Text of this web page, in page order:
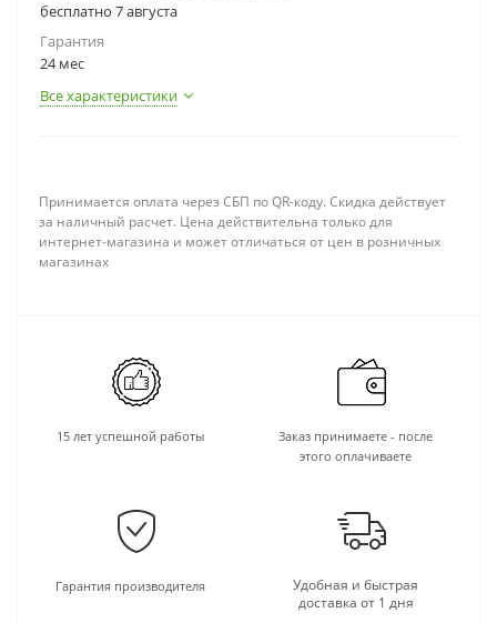
бесплатно 7 августа
Гарантия
24 мес
Все характеристики
Принимается оплата через СБП по QR-коду. Скидка действует
за наличный расчет. Цена действительна только для
интернет-магазина и может отличаться от цен в розничных
магазинах
15 лет успешной работы
Заказ принимаете - после
этого оплачиваете
Гарантия производителя
Удобная и быстрая
доставка от 1 дня